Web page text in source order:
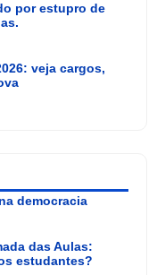
por estupro de
veja cargos,
democracia
das Aulas:
estudantes?